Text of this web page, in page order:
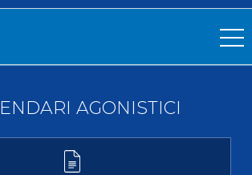
AGONISTICI